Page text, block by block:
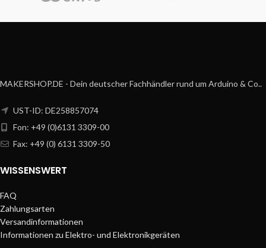
MAKERSHOP.DE - Dein deutscher Fachhändler rund um Arduino & Co..
UST-ID: DE258857074
Fon: +49 (0)6131 3309-00
Fax: +49 (0) 6131 3309-50
WISSENSWERT
FAQ
Zahlungsarten
Versandinformationen
Informationen zu Elektro- und Elektronikgeräten